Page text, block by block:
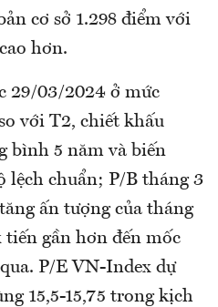
cơ sở 1.298 điểm với
hơn.
29/03/2024 ở mức
với T2, chiết khấu
bình 5 năm và biến
lệch chuẩn; P/B tháng 3
ấn tượng của tháng
gần hơn đến mốc
P/E VN-Index dự
15,5-15,75 trong kịch